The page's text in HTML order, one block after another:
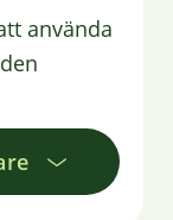
använda